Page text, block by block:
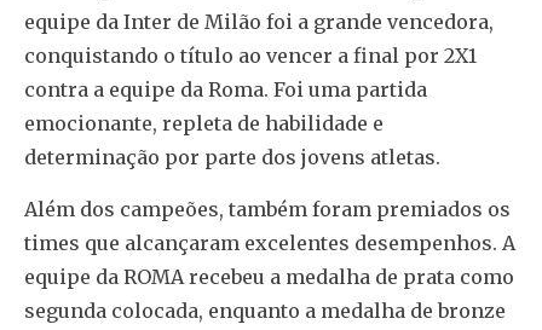
equipe da Inter de Milão foi a grande vencedora,
conquistando o título ao vencer a final por 2X1
contra a equipe da Roma. Foi uma partida
emocionante, repleta de habilidade e
determinação por parte dos jovens atletas.
Além dos campeões, também foram premiados os
times que alcançaram excelentes desempenhos. A
equipe da ROMA recebeu a medalha de prata como
segunda colocada, enquanto a medalha de bronze